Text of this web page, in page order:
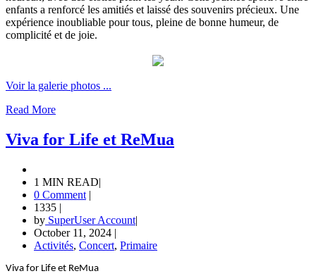
enfants a renforcé les amitiés et laissé des souvenirs précieux. Une
expérience inoubliable pour tous, pleine de bonne humeur, de
complicité et de joie.
Voir la galerie photos ...
Read More
Viva for Life et ReMua
1 MIN READ|
0 Comment |
1335 |
by SuperUser Account|
October 11, 2024 |
Activités, Concert, Primaire
Viva for Life et ReMua